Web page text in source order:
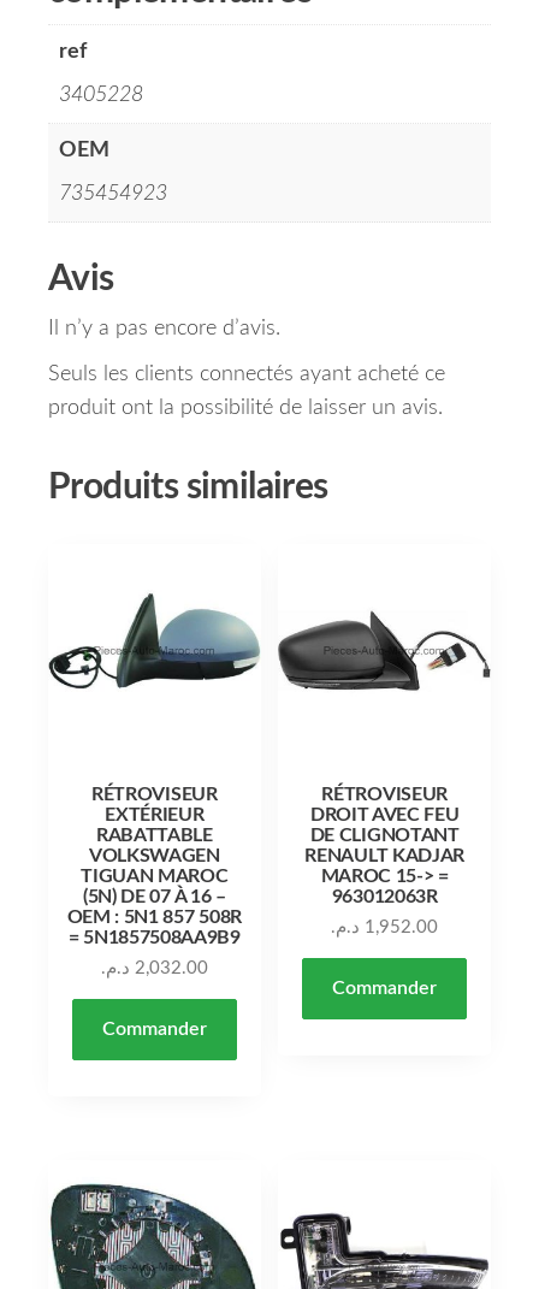
ref
3405228
OEM
735454923
Avis
Il n’y a pas encore d’avis.
Seuls les clients connectés ayant acheté ce
produit ont la possibilité de laisser un avis.
Produits similaires
RÉTROVISEUR
EXTÉRIEUR
RABATTABLE
VOLKSWAGEN
TIGUAN MAROC
(5N) DE 07 À 16 –
OEM : 5N1 857 508R
= 5N1857508AA9B9
2,032.00 د.م.
Commander
RÉTROVISEUR
DROIT AVEC FEU
DE CLIGNOTANT
RENAULT KADJAR
MAROC 15-> =
963012063R
1,952.00 د.م.
Commander